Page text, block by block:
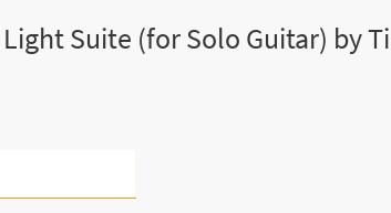
Suite (for Solo Guitar) by